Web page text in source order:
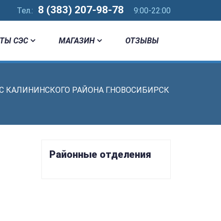
Тел.: 8 (383) 207-98-78 9:00-22:00
СЭС МАГАЗИН ОТЗЫВЫ
КАЛИНИНСКОГО РАЙОНА Г.НОВОСИБИРСК
Районные отделения